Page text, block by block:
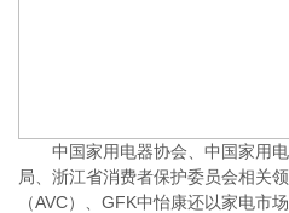
中国家用电器协会、中国家用电
局、浙江省消费者保护委员会相关
（AVC）、GFK中怡康还以家电市